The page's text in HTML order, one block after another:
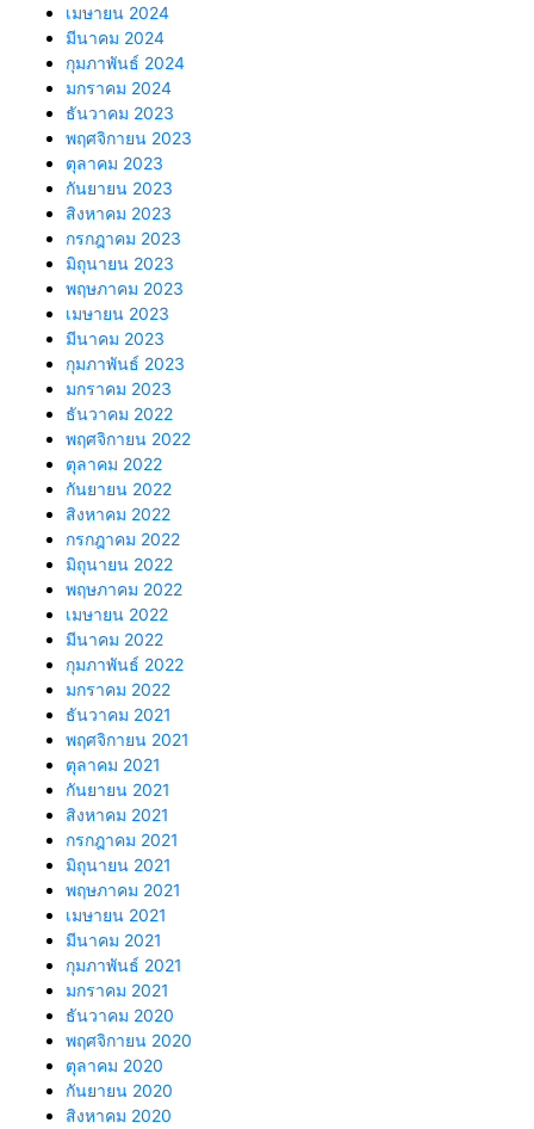
เมษายน 2024
มีนาคม 2024
กุมภาพันธ์ 2024
มกราคม 2024
ธันวาคม 2023
พฤศจิกายน 2023
ตุลาคม 2023
กันยายน 2023
สิงหาคม 2023
กรกฎาคม 2023
มิถุนายน 2023
พฤษภาคม 2023
เมษายน 2023
มีนาคม 2023
กุมภาพันธ์ 2023
มกราคม 2023
ธันวาคม 2022
พฤศจิกายน 2022
ตุลาคม 2022
กันยายน 2022
สิงหาคม 2022
กรกฎาคม 2022
มิถุนายน 2022
พฤษภาคม 2022
เมษายน 2022
มีนาคม 2022
กุมภาพันธ์ 2022
มกราคม 2022
ธันวาคม 2021
พฤศจิกายน 2021
ตุลาคม 2021
กันยายน 2021
สิงหาคม 2021
กรกฎาคม 2021
มิถุนายน 2021
พฤษภาคม 2021
เมษายน 2021
มีนาคม 2021
กุมภาพันธ์ 2021
มกราคม 2021
ธันวาคม 2020
พฤศจิกายน 2020
ตุลาคม 2020
กันยายน 2020
สิงหาคม 2020